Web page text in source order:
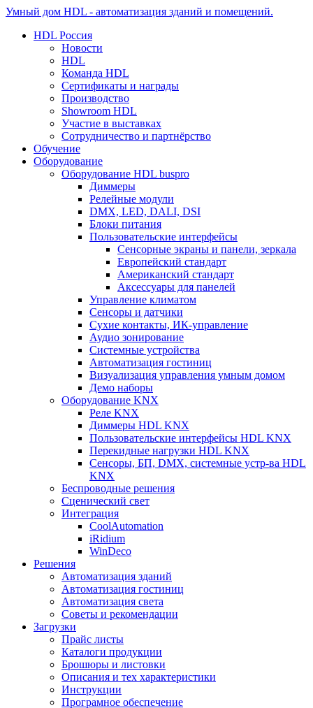
Умный дом HDL - автоматизация зданий и помещений.
HDL Россия
Новости
HDL
Команда HDL
Сертификаты и награды
Производство
Showroom HDL
Участие в выставках
Сотрудничество и партнёрство
Обучение
Оборудование
Оборудование HDL buspro
Диммеры
Релейные модули
DMX, LED, DALI, DSI
Блоки питания
Пользовательские интерфейсы
Сенсорные экраны и панели, зеркала
Европейский стандарт
Американский стандарт
Аксессуары для панелей
Управление климатом
Сенсоры и датчики
Сухие контакты, ИК-управление
Аудио зонирование
Системные устройства
Автоматизация гостиниц
Визуализация управления умным домом
Демо наборы
Оборудование KNX
Реле KNX
Диммеры HDL KNX
Пользовательские интерфейсы HDL KNX
Перекидные нагрузки HDL KNX
Сенсоры, БП, DMX, системные устр-ва HDL
KNX
Беспроводные решения
Сценический свет
Интеграция
CoolAutomation
iRidium
WinDeco
Решения
Автоматизация зданий
Автоматизация гостиниц
Автоматизация света
Советы и рекомендации
Загрузки
Прайс листы
Каталоги продукции
Брошюры и листовки
Описания и тех характеристики
Инструкции
Програмное обеспечение